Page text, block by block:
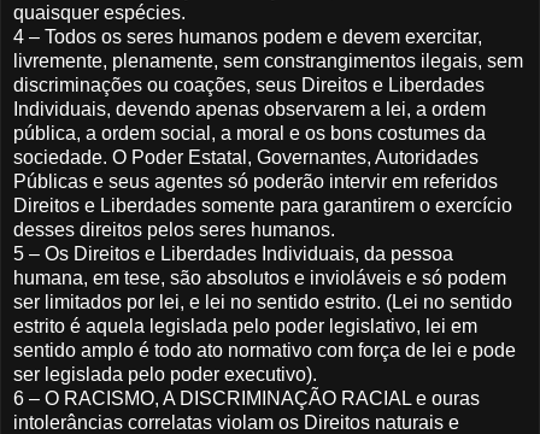
quaisquer espécies.
4 – Todos os seres humanos podem e devem exercitar,
livremente, plenamente, sem constrangimentos ilegais, sem
discriminações ou coações, seus Direitos e Liberdades
Individuais, devendo apenas observarem a lei, a ordem
pública, a ordem social, a moral e os bons costumes da
sociedade. O Poder Estatal, Governantes, Autoridades
Públicas e seus agentes só poderão intervir em referidos
Direitos e Liberdades somente para garantirem o exercício
desses direitos pelos seres humanos.
5 – Os Direitos e Liberdades Individuais, da pessoa
humana, em tese, são absolutos e invioláveis e só podem
ser limitados por lei, e lei no sentido estrito. (Lei no sentido
estrito é aquela legislada pelo poder legislativo, lei em
sentido amplo é todo ato normativo com força de lei e pode
ser legislada pelo poder executivo).
6 – O RACISMO, A DISCRIMINAÇÃO RACIAL e ouras
intolerâncias correlatas violam os Direitos naturais e